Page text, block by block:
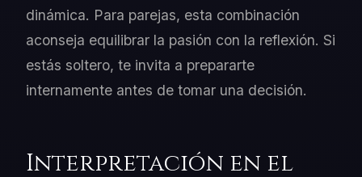
dinámica. Para parejas, esta combinación
aconseja equilibrar la pasión con la reflexión. Si
estás soltero, te invita a prepararte
internamente antes de tomar una decisión.
Interpretación en el